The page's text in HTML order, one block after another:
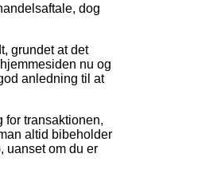
dog
grundet at det
nu og
anledning til at
for transaktionen,
altid bibeholder
uanset om du er